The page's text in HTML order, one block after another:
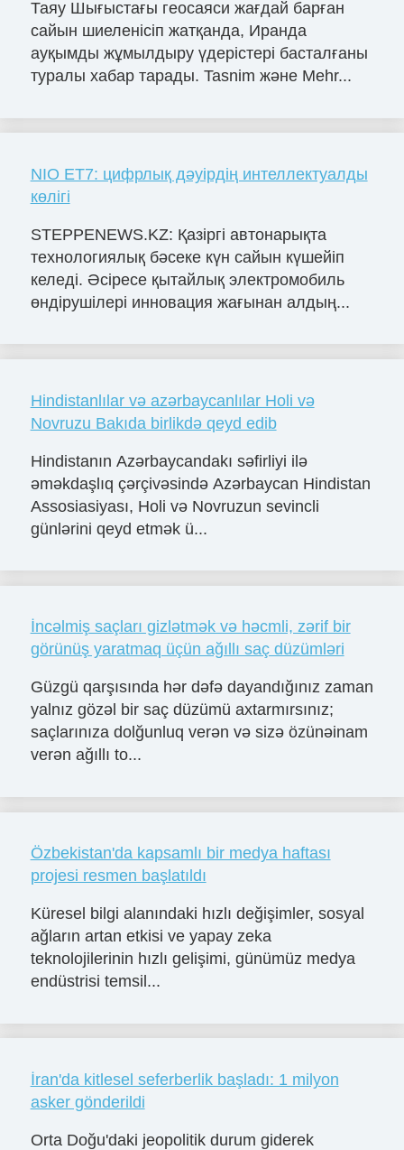
Таяу Шығыстағы геосаяси жағдай барған
сайын шиеленісіп жатқанда, Иранда
ауқымды жұмылдыру үдерістері басталғаны
туралы хабар тарады. Tasnim және Mehr...
NIO ET7: цифрлық дәуірдің интеллектуалды
көлігі
STEPPENEWS.KZ: Қазіргі автонарықта
технологиялық бәсеке күн сайын күшейіп
келеді. Әсіресе қытайлық электромобиль
өндірушілері инновация жағынан алдың...
Hindistanlılar və azərbaycanlılar Holi və
Novruzu Bakıda birlikdə qeyd edib
Hindistanın Azərbaycandakı səfirliyi ilə
əməkdaşlıq çərçivəsində Azərbaycan Hindistan
Assosiasiyası, Holi və Novruzun sevincli
günlərini qeyd etmək ü...
İncəlmiş saçları gizlətmək və həcmli, zərif bir
görünüş yaratmaq üçün ağıllı saç düzümləri
Güzgü qarşısında hər dəfə dayandığınız zaman
yalnız gözəl bir saç düzümü axtarmırsınız;
saçlarınıza dolğunluq verən və sizə özünəinam
verən ağıllı to...
Özbekistan'da kapsamlı bir medya haftası
projesi resmen başlatıldı
Küresel bilgi alanındaki hızlı değişimler, sosyal
ağların artan etkisi ve yapay zeka
teknolojilerinin hızlı gelişimi, günümüz medya
endüstrisi temsil...
İran'da kitlesel seferberlik başladı: 1 milyon
asker gönderildi
Orta Doğu'daki jeopolitik durum giderek